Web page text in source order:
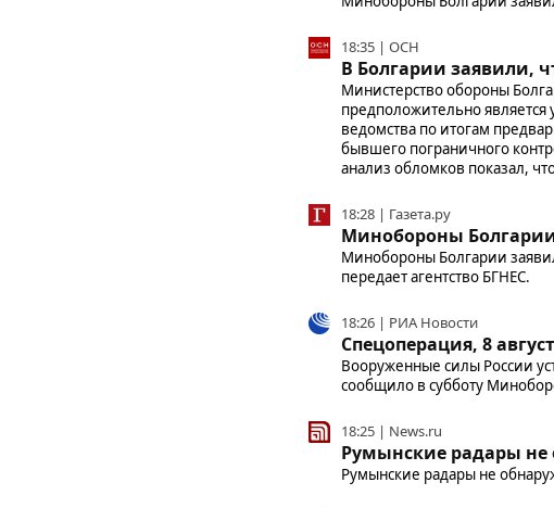
18:35 | ОСН
В Болгарии заявили,
Министерство обороны
предположительно
ведомства по итогам
бывшего пограничного
анализ обломков показал,
18:28 | Газета.ру
Минобороны
Минобороны Болгарии
передает агентство БГНЕС.
18:26 | РИА Новости
Спецоперация, 8
Вооруженные силы России
сообщило в субботу
18:25 | News.ru
Румынские радары
Румынские радары не